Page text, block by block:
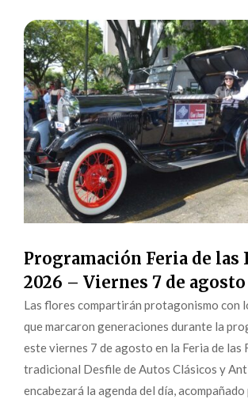
Programación Feria de las
2026 – Viernes 7 de agosto
Las flores compartirán protagonismo con
que marcaron generaciones durante la
este viernes 7 de agosto en la Feria de las
tradicional Desfile de Autos Clásicos y
encabezará la agenda del día, acompañado